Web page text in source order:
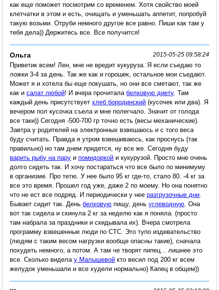
как еще поможет посмотрим со временем. Хотя свойство моей
клетчатки в этом и есть, очищать и уменьшать аппетит, попробуй
такую возьми. Отруби немного другое все равно. Пиши как там у
тебя дела)) Держитесь все. Все получится!
Ольга 2015-05-25 09:58:24
Приветик всем! Лен, мне не вредит кукуруза. Я если съедаю то
ложки 3-4 за день. Так же как и горошек, остальное мои съедают.
Может я и хотела бы еще покушать, но они все сметают, так же
как исалат любой! И вчера прочиталабелковую диету. Там
каждый день присутствуетхлеб бородинский (кусочек или два). Я
вечером пол кусочка съела и мне полегчало. Значит от голода
все таки)) Сегодня -500-700 гр точно есть (весы механические).
Завтра у родителей на электронных взвешаюсь и с того веса
буду считать. Правда я утром взвешиваюсь, как проснусь (так
правильно) но там днем придется, ну все же. Сегодня буду
варить рыбу на пару ипомидоркой и кукурузой. Просто мне очень
долго сидеть так. И хочу постараться что все было по минимуму
в организме. Про тетю. У нее было 95 кг где-то, стало 80. -4 кг за
все это время. Прошел год уже, даже 2 по моему. Но она понятно
что не ест все подряд. И периодически у нееразгрузочные дни
Бывает сидит так. Деньбелковую пищу, деньуглеводную . Она
вот так сидела и скинула 2 кг за неделю как я поняла. (просто
там набрала за праздники и скидывала их). Вчера смотрела
программу взвешенные люди по СТС. Это тупо издевательство
(людям с таким весом нагрузки вообще опасны такие), сначала
похудеть немного, а потом. А там че творят пипец... лишнее это
все. Сколько виделау Малышевой кто весил под 200 кг всем
желудок уменьшали и все худели нормально) Капец в общем))